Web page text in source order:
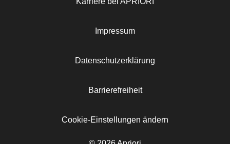
Impressum
Datenschutzerklärung
Barrierefreiheit
Cookie-Einstellungen ändern